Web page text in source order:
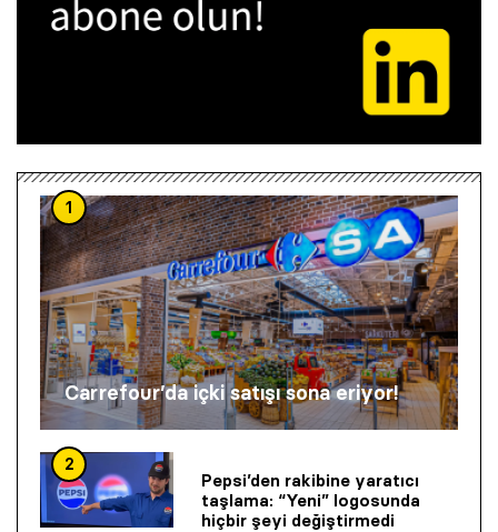
1
Carrefour’da içki satışı sona eriyor!
2
Pepsi’den rakibine yaratıcı
taşlama: “Yeni” logosunda
hiçbir şeyi değiştirmedi